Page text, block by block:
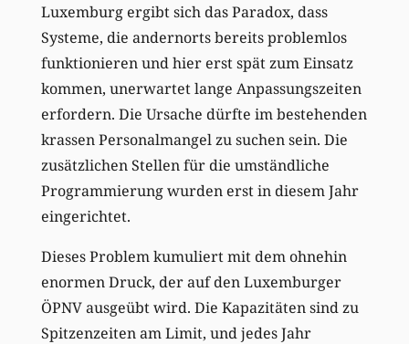
Luxemburg ergibt sich das Paradox, dass
Systeme, die andernorts bereits problemlos
funktionieren und hier erst spät zum Einsatz
kommen, unerwartet lange Anpassungszeiten
erfordern. Die Ursache dürfte im bestehenden
krassen Personalmangel zu suchen sein. Die
zusätzlichen Stellen für die umständliche
Programmierung wurden erst in diesem Jahr
eingerichtet.
Dieses Problem kumuliert mit dem ohnehin
enormen Druck, der auf den Luxemburger
ÖPNV ausgeübt wird. Die Kapazitäten sind zu
Spitzenzeiten am Limit, und jedes Jahr